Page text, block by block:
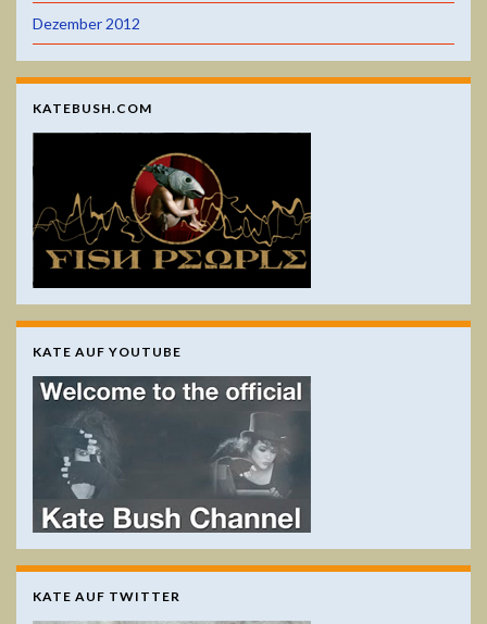
Dezember 2012
KATEBUSH.COM
KATE AUF YOUTUBE
KATE AUF TWITTER